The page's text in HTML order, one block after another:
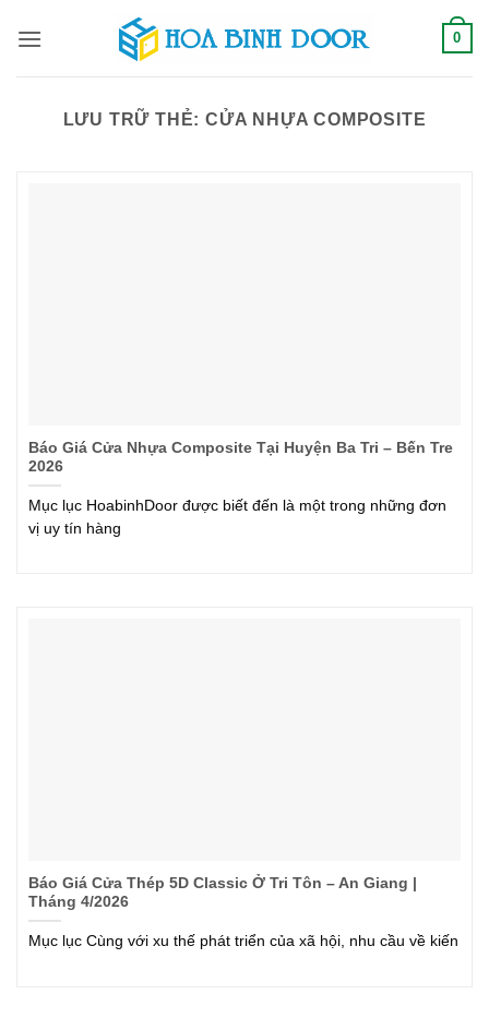
qua
0
LƯU TRỮ THẺ: CỬA NHỰA COMPOSITE
Báo Giá Cửa Nhựa Composite Tại Huyện Ba Tri – Bến Tre
2026
Mục lục HoabinhDoor được biết đến là một trong những đơn
vị uy tín hàng
Báo Giá Cửa Thép 5D Classic Ở Tri Tôn – An Giang |
Tháng 4/2026
Mục lục Cùng với xu thế phát triển của xã hội, nhu cầu về kiến